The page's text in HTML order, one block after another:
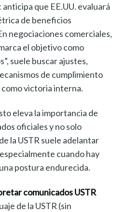
que EE.UU. evaluará
de beneficios
negociaciones comerciales,
el objetivo como
suele buscar ajustes,
de cumplimiento
victoria interna.
eleva la importancia de
oficiales y no solo
la USTR suele adelantar
cuando hay
postura endurecida.
comunicados USTR
de la USTR (sin